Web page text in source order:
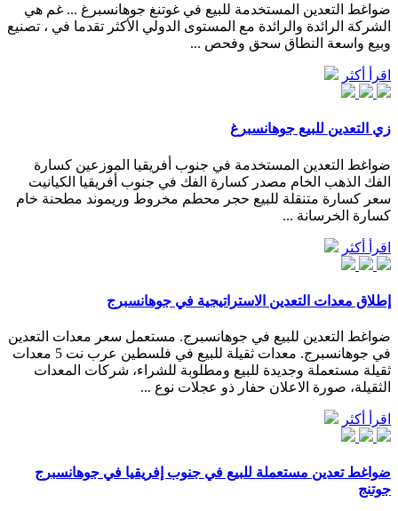
ضواغط التعدين المستخدمة للبيع في غوتنغ جوهانسبرغ ... غم هي
الشركة الرائدة والرائدة مع المستوى الدولي الأكثر تقدما في ، تصنيع
وبيع واسعة النطاق سحق وفحص ...
اقرأ أكثر
زي التعدين للبيع جوهانسبرغ
ضواغط التعدين المستخدمة في جنوب أفريقيا الموزعين كسارة
الفك الذهب الخام مصدر كسارة الفك في جنوب أفريقيا الكيانيت
سعر كسارة متنقلة للبيع حجر محطم مخروط وريموند مطحنة خام
كسارة الخرسانة ...
اقرأ أكثر
إطلاق معدات التعدين الاستراتيجية في جوهانسبرج
ضواغط التعدين للبيع في جوهانسبرج. مستعمل سعر معدات التعدين
في جوهانسبرج. معدات ثقيلة للبيع في فلسطين عرب نت 5 معدات
ثقيلة مستعملة وجديدة للبيع ومطلوبة للشراء، شركات المعدات
الثقيلة، صورة الاعلان حفار ذو عجلات نوع ...
اقرأ أكثر
ضواغط تعدين مستعملة للبيع في جنوب إفريقيا في جوهانسبرج
جوتنج